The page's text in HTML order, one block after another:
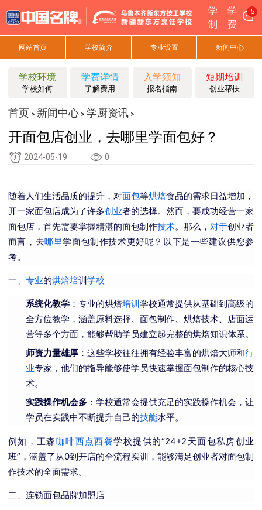
学
制
学
费
5
网站首页 学校简介 专业设置 新闻中心
学校环境
学校如何
学费详情
了解费用
入学须知
报名指南
短期培训
创业帮扶
首页 > 新闻中心> 学厨资讯>
开面包店创业，去哪里学面包好？
2024-05-19 0
随着人们生活品质的提升，对面包等烘焙食品的需求日益增加，
开一家面包店成为了许多创业者的选择。然而，要成功经营一家
面包店，首先需要掌握精湛的面包制作技术。那么，对于创业者
而言，去哪里学面包制作技术更好呢？以下是一些建议供您参
考。
一、 专业的烘焙培训 学校
系统化教学：专业的烘焙培训 学校通常提供从基础到高级的
全方位教学，涵盖原料选择、面包制作、烘焙技术、店面运
营等多个方面，能够帮助学员建立起完整的烘焙知识体系。
师资力量雄厚：这些学校往往拥有经验丰富的烘焙大师和行
业专家，他们的指导能够使学员快速掌握面包制作的核心技
术。
实践操作机会多：学校通常会提供充足的实践操作机会，让
学员在实践中不断提升自己的技能水平。
例如，王森咖啡西点西餐学校提供的“24+2天面包私房创业
班”，涵盖了从0到开店的全流程实训，能够满足创业者对面包制
作技术的全面需求。
二、连锁面包品牌加盟店